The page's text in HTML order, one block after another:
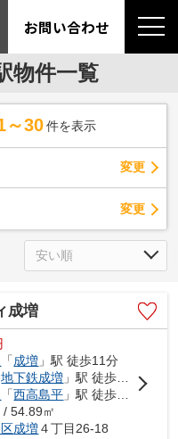
お問い合わせ
物件一覧
～30 件を表示
変更
変更
成増
「成増 」駅 徒歩11分
地下鉄成増 」駅 徒歩18分
「西高島平 」駅 徒歩20分
/ 54.89㎡
成増４丁目26-18